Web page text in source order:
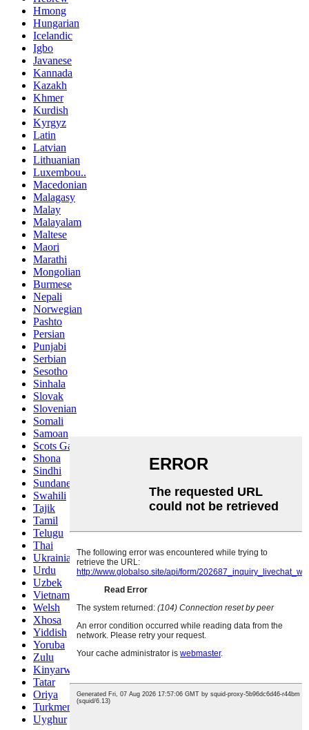
Hmong
Hungarian
Icelandic
Igbo
Javanese
Kannada
Kazakh
Khmer
Kurdish
Kyrgyz
Latin
Latvian
Lithuanian
Luxembou..
Macedonian
Malagasy
Malay
Malayalam
Maltese
Maori
Marathi
Mongolian
Burmese
Nepali
Norwegian
Pashto
Persian
Punjabi
Serbian
Sesotho
Sinhala
Slovak
Slovenian
Somali
Samoan
Scots Gaelic
Shona
Sindhi
Sundanese
Swahili
Tajik
Tamil
Telugu
Thai
Ukrainian
Urdu
Uzbek
Vietnamese
Welsh
Xhosa
Yiddish
Yoruba
Zulu
Kinyarwanda
Tatar
Oriya
Turkmen
Uyghur